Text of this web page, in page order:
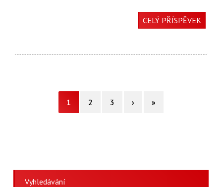
CELÝ PŘÍSPĚVEK
1 2 3 › »
Vyhledávání